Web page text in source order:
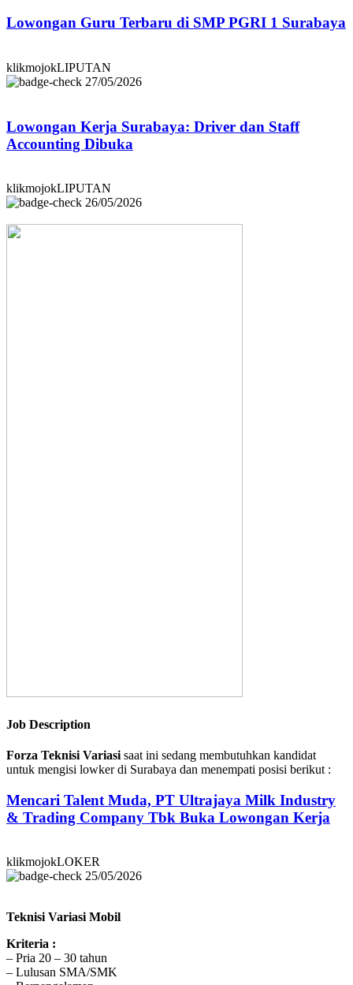
Lowongan Guru Terbaru di SMP PGRI 1 Surabaya
klikmojokLIPUTAN
27/05/2026
Lowongan Kerja Surabaya: Driver dan Staff
Accounting Dibuka
klikmojokLIPUTAN
26/05/2026
Job Description
Forza Teknisi Variasi saat ini sedang membutuhkan kandidat
untuk mengisi lowker di Surabaya dan menempati posisi berikut :
Mencari Talent Muda, PT Ultrajaya Milk Industry
& Trading Company Tbk Buka Lowongan Kerja
klikmojokLOKER
25/05/2026
Teknisi Variasi Mobil
Kriteria :
– Pria 20 – 30 tahun
– Lulusan SMA/SMK